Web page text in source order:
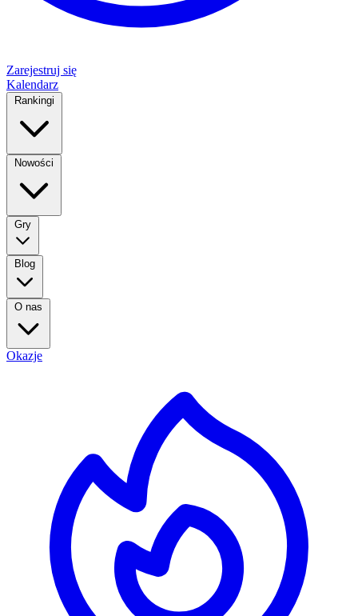
Zarejestruj się
Kalendarz
Rankingi
Nowości
Gry
Blog
O nas
Okazje